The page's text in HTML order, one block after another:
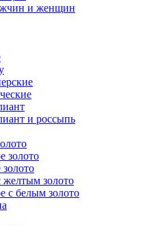
и женщин
и россыпь
золото
желтым золото
с белым золото